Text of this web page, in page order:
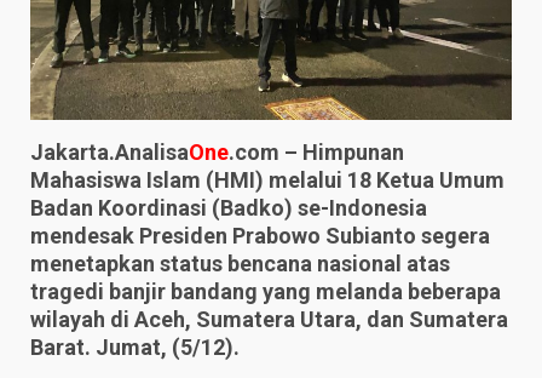
Jakarta.AnalisaOne.com – Himpunan
Mahasiswa Islam (HMI) melalui 18 Ketua Umum
Badan Koordinasi (Badko) se-Indonesia
mendesak Presiden Prabowo Subianto segera
menetapkan status bencana nasional atas
tragedi banjir bandang yang melanda beberapa
wilayah di Aceh, Sumatera Utara, dan Sumatera
Barat. Jumat, (5/12).